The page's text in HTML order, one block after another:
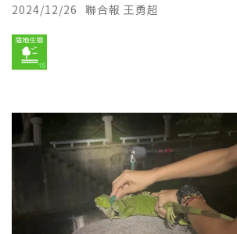
2024/12/26 聯合報 王勇超